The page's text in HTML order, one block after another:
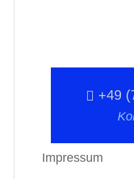
+49
Impressum